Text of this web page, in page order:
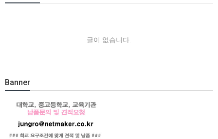
글이 없습니다.
Banner